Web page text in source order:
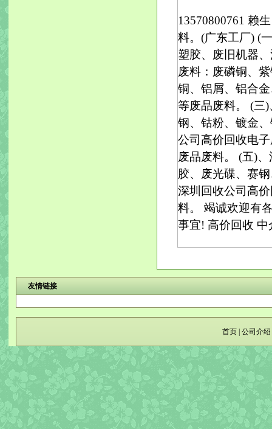
13570800761 赖
料。(广东工厂) (
塑胶、废旧机器
废料：废磷铜、
铜、铝屑、铝合
等废品废料。 (三
钢、钴粉、镀金
公司高价回收电
废品废料。 (五)
胶、废光碟、赛
深圳回收公司高
料。 竭诚欢迎有
事宜! 高价回收 中
友情链接
首页 公司介绍